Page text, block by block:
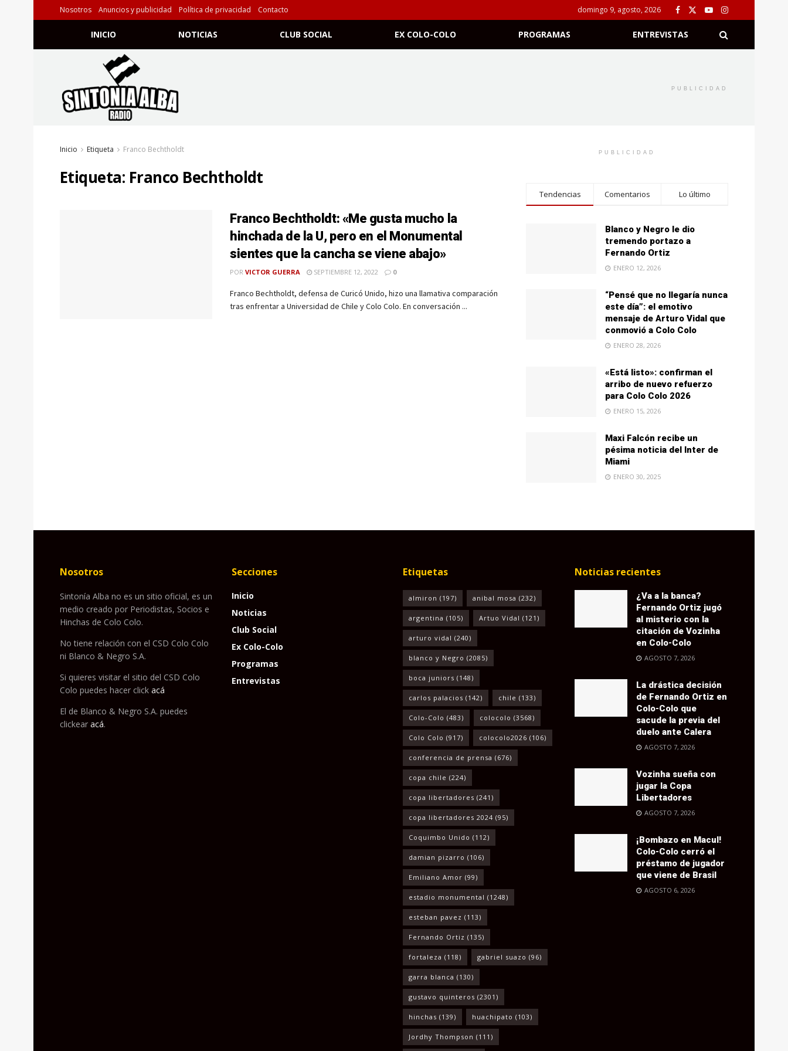
Nosotros Anuncios y publicidad Política de privacidad Contacto domingo 9, agosto, 2026
INICIO NOTICIAS CLUB SOCIAL EX COLO-COLO PROGRAMAS ENTREVISTAS
PUBLICIDAD
Inicio Etiqueta Franco Bechtholdt
Etiqueta: Franco Bechtholdt
Franco Bechtholdt: «Me gusta mucho la
hinchada de la U, pero en el Monumental
sientes que la cancha se viene abajo»
POR VICTOR GUERRA SEPTIEMBRE 12, 2022 0
Franco Bechtholdt, defensa de Curicó Unido, hizo una llamativa comparación
tras enfrentar a Universidad de Chile y Colo Colo. En conversación ...
PUBLICIDAD
Tendencias Comentarios Lo último
Blanco y Negro le dio
tremendo portazo a
Fernando Ortiz
ENERO 12, 2026
“Pensé que no llegaría nunca
este día”: el emotivo
mensaje de Arturo Vidal que
conmovió a Colo Colo
ENERO 28, 2026
«Está listo»: confirman el
arribo de nuevo refuerzo
para Colo Colo 2026
ENERO 15, 2026
Maxi Falcón recibe un
pésima noticia del Inter de
Miami
ENERO 30, 2025
Nosotros
Sintonía Alba no es un sitio oficial, es un
medio creado por Periodistas, Socios e
Hinchas de Colo Colo.
No tiene relación con el CSD Colo Colo
ni Blanco & Negro S.A.
Si quieres visitar el sitio del CSD Colo
Colo puedes hacer click acá
El de Blanco & Negro S.A. puedes
clickear acá.
Secciones
Inicio
Noticias
Club Social
Ex Colo-Colo
Programas
Entrevistas
Etiquetas
almiron (197) anibal mosa (232)
argentina (105) Artuo Vidal (121)
arturo vidal (240)
blanco y Negro (2085)
boca juniors (148)
carlos palacios (142) chile (133)
Colo-Colo (483) colocolo (3568)
Colo Colo (917) colocolo2026 (106)
conferencia de prensa (676)
copa chile (224)
copa libertadores (241)
copa libertadores 2024 (95)
Coquimbo Unido (112)
damian pizarro (106)
Emiliano Amor (99)
estadio monumental (1248)
esteban pavez (113)
Fernando Ortiz (135)
fortaleza (118) gabriel suazo (96)
garra blanca (130)
gustavo quinteros (2301)
hinchas (139) huachipato (103)
Jordhy Thompson (111)
Noticias recientes
¿Va a la banca?
Fernando Ortiz jugó
al misterio con la
citación de Vozinha
en Colo-Colo
AGOSTO 7, 2026
La drástica decisión
de Fernando Ortiz en
Colo-Colo que
sacude la previa del
duelo ante Calera
AGOSTO 7, 2026
Vozinha sueña con
jugar la Copa
Libertadores
AGOSTO 7, 2026
¡Bombazo en Macul!
Colo-Colo cerró el
préstamo de jugador
que viene de Brasil
AGOSTO 6, 2026